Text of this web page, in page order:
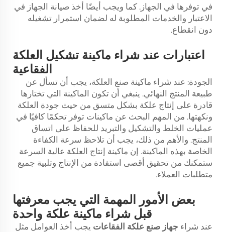
في توفرها في الجهاز. كما ويجب أيضًا أخذ صيانة الجهاز في
الاعتبار والخدمات المطلوبة له لضمان استمرار تشغيله
دون انقطاع.
اعتبارات عند شراء ماكينة تشكيل العلكة
الفقاعية
الجودة: عند شراء ماكينة صنع العلكة، يجب أن تسأل عن
طبيعة المنتج النهائي. ينبغي أن تكون الماكينة التي تختارها
قادرة على إنتاج علكة بشكل متسق من حيث جودة العلكة
ونكهتها. من المهم البحث عن ماكينات توفر تحكمًا كافيًا في
عمليات الخلط والتشكيل والتبريد للحفاظ على اتساق
المنتج. والأهم من ذلك، يجب أن تلاحظ سرعة الكفاءة
الخاصة بهذه الماكينة. إن ماكينة إنتاج العلكة عالية السرعة
ستمكنك من تحقيق أقصى استفادة من الإنتاج وتلبية جميع
متطلبات العملاء.
بعض الأمور المهمة التي يجب معرفتها
قبل شراء ماكينة علكة واحدة
عند شراء جهاز صنع علكة الفقاعات يجب أخذ العوامل مثل